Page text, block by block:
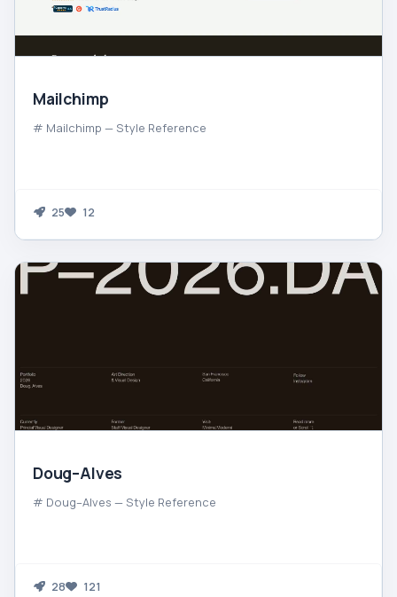
Mailchimp
# Mailchimp — Style Reference
25 12
Doug–Alves
# Doug–Alves — Style Reference
28 121